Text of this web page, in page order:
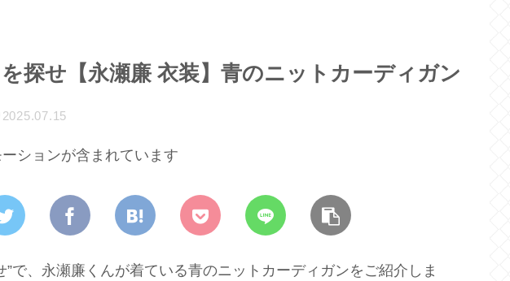
探せ【永瀬廉 衣装】青のニットカーディガン
2025.07.15
ションが含まれています
”で、永瀬廉くんが着ている青のニットカーディガンをご紹介しま